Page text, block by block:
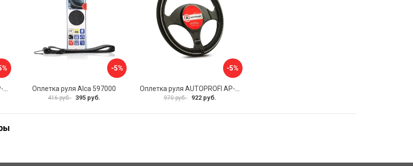
-5%
Оплетка руля Alca 597000
416 руб. 395 руб.
-5%
970 руб. 922 руб.